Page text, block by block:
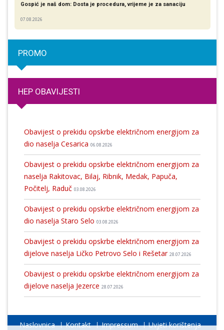
Gospić je naš dom: Dosta je procedura, vrijeme je za sanaciju
07.08.2026
PROMO
HEP OBAVIJESTI
Obavijest o prekidu opskrbe električnom energijom za
dio naselja Cesarica 06.08.2026
Obavijest o prekidu opskrbe električnom energijom za
naselja Rakitovac, Bilaj, Ribnik, Medak, Papuča,
Počitelj, Raduč 03.08.2026
Obavijest o prekidu opskrbe električnom energijom za
dio naselja Staro Selo 03.08.2026
Obavijest o prekidu opskrbe električnom energijom za
dijelove naselja Ličko Petrovo Selo i Rešetar 28.07.2026
Obavijest o prekidu opskrbe električnom energijom za
dijelove naselja Jezerce 28.07.2026
Naslovnica Kontakt Impressum Uvjeti korištenja